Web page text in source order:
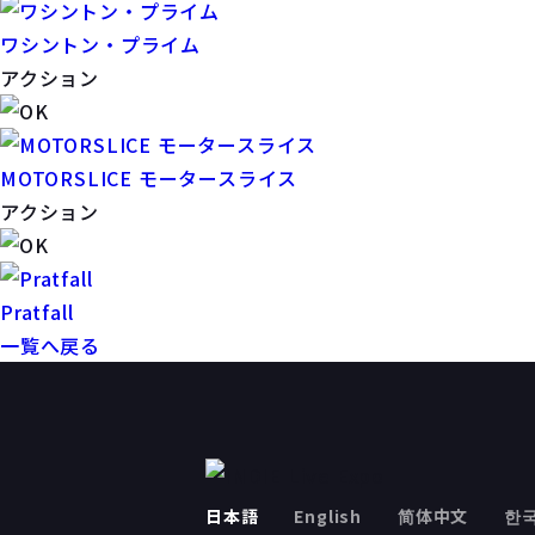
ワシントン・プライム
アクション
MOTORSLICE モータースライス
アクション
Pratfall
一覧へ戻る
日本語 English 简体中文 한